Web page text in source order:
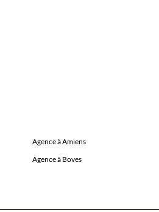
Agence à Amiens
Agence à Boves